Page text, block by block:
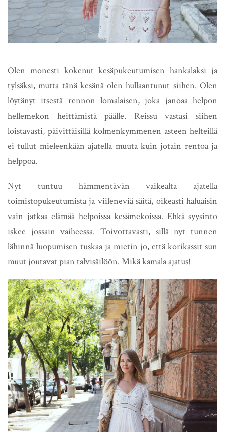
Olen monesti kokenut kesäpukeutumisen hankalaksi ja
tylsäksi, mutta tänä kesänä olen hullaantunut siihen. Olen
löytänyt itsestä rennon lomalaisen, joka janoaa helpon
hellemekon heittämistä päälle. Reissu vastasi siihen
loistavasti, päivittäisillä kolmenkymmenen asteen helteillä
ei tullut mieleenkään ajatella muuta kuin jotain rentoa ja
helppoa.
Nyt tuntuu hämmentävän vaikealta ajatella
toimistopukeutumista ja viileneviä säitä, oikeasti haluaisin
vain jatkaa elämää helpoissa kesämekoissa. Ehkä syysinto
iskee jossain vaiheessa. Toivottavasti, sillä nyt tunnen
lähinnä luopumisen tuskaa ja mietin jo, että korikassit sun
muut joutavat pian talvisäilöön. Mikä kamala ajatus!